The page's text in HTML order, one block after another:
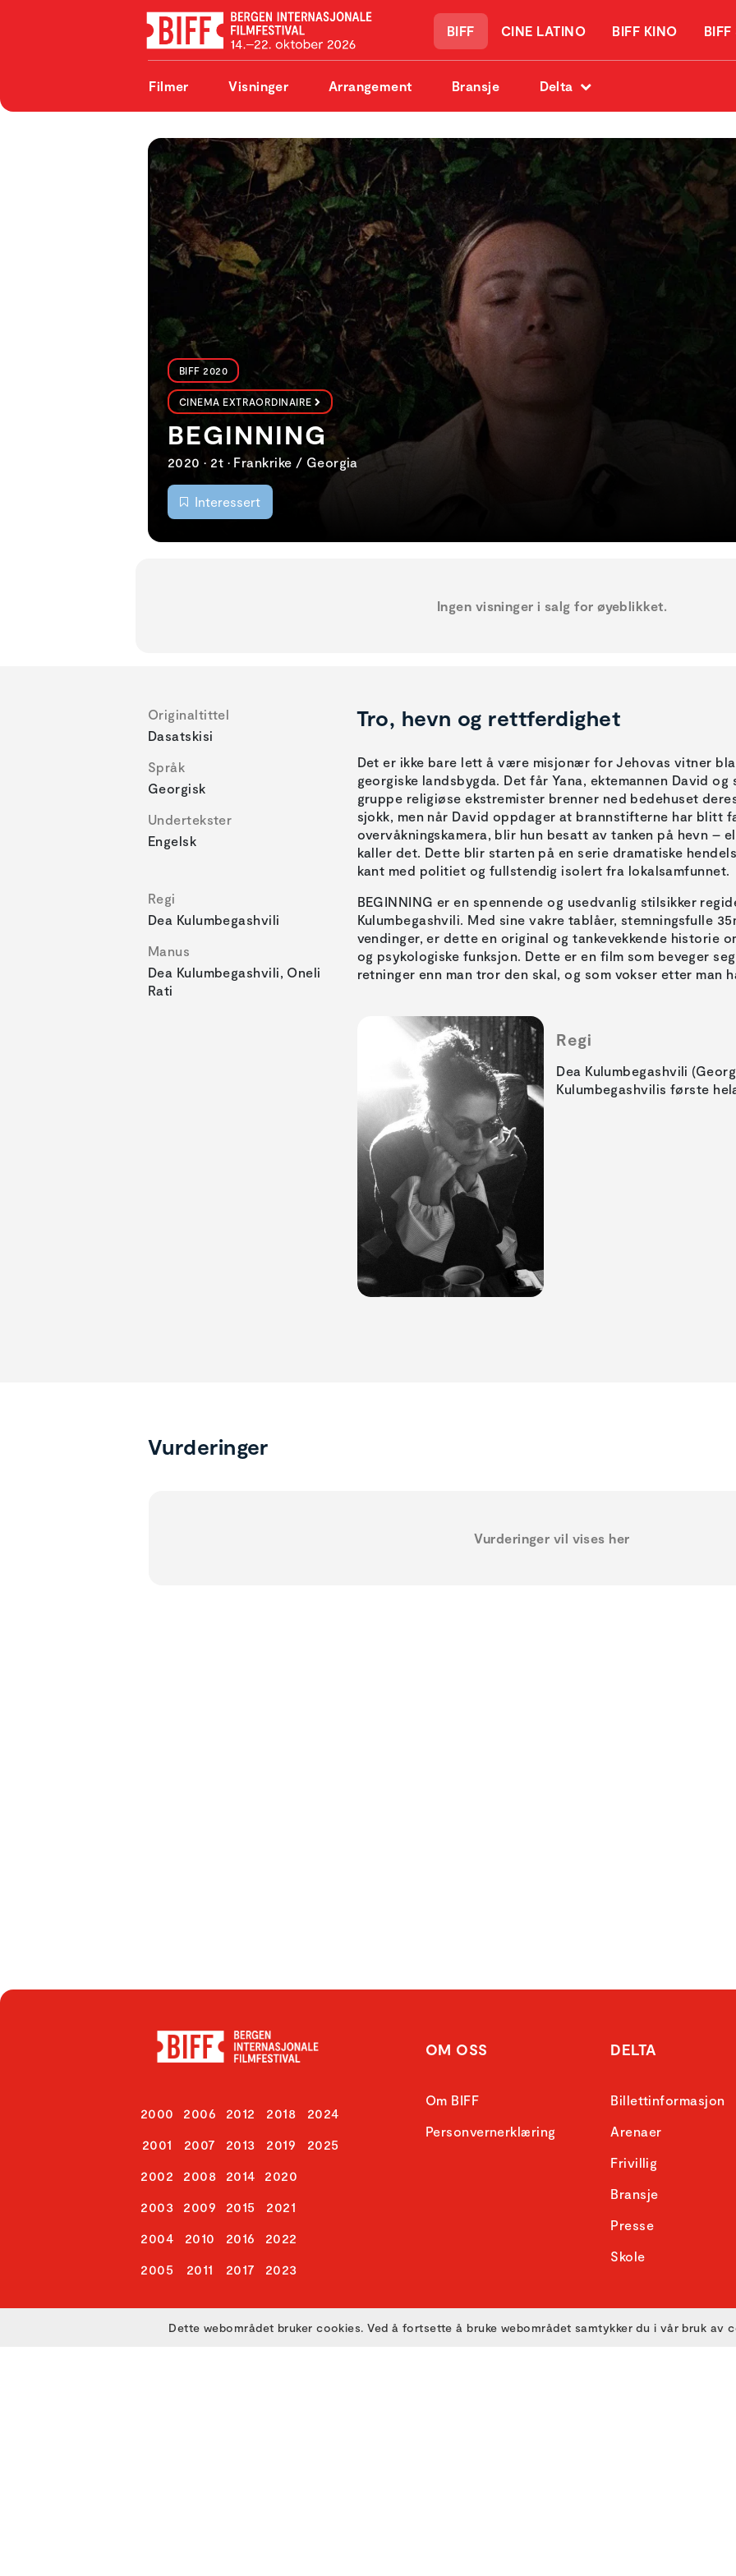
BIFF CINE LATINO BIFF KINO BIFF
Filmer Visninger Arrangement Bransje Delta
BIFF 2020
CINEMA EXTRAORDINAIRE
BEGINNING
2020 • 2t • Frankrike / Georgia
Interessert
Ingen visninger i salg for øyeblikket.
Originaltittel
Dasatskisi
Språk
Georgisk
Undertekster
Engelsk
Regi
Dea Kulumbegashvili
Manus
Dea Kulumbegashvili, Oneli
Rati
Tro, hevn og rettferdighet
Det er ikke bare lett å være misjonær for Jehovas vitner
georgiske landsbygda. Det får Yana, ektemannen David
gruppe religiøse ekstremister brenner ned bedehuset
sjokk, men når David oppdager at brannstifterne har blitt
overvåkningskamera, blir hun besatt av tanken på hevn –
kaller det. Dette blir starten på en serie dramatiske
kant med politiet og fullstendig isolert fra lokalsamfunnet.
BEGINNING er en spennende og usedvanlig stilsikker
Kulumbegashvili. Med sine vakre tablåer, stemningsfulle
vendinger, er dette en original og tankevekkende historie
og psykologiske funksjon. Dette er en film som beveger
retninger enn man tror den skal, og som vokser etter man
Regi
Dea Kulumbegashvili
Kulumbegashvilis første
Vurderinger
Vurderinger vil vises her
2000
2001
2002
2003
2004
2005
2006
2007
2008
2009
2010
2011
2012
2013
2014
2015
2016
2017
2018
2019
2020
2021
2022
2023
2024
2025
OM OSS
Om BIFF
Personvernerklæring
DELTA
Billettinformasjon
Arenaer
Frivillig
Bransje
Presse
Skole
Dette webområdet bruker cookies. Ved å fortsette å bruke webområdet samtykker du i vår bruk av